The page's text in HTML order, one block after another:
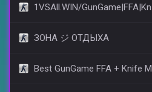
1VSAll.WIN/GunGame|FFA|KnIfE MoD
ЗОНА ジ ОТДЫХА
Best GunGame FFA + Knife MOD(+18)